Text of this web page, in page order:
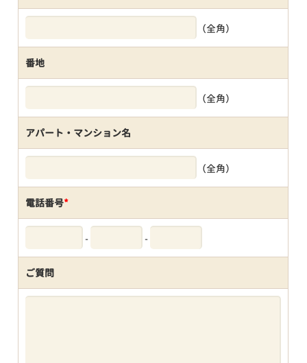
（全角）
番地
（全角）
アパート・マンション名
（全角）
電話番号*
- -
ご質問